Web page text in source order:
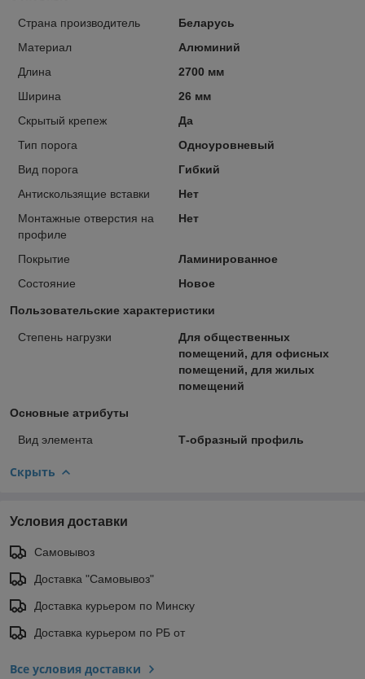
Страна производитель
Беларусь
Материал
Алюминий
Длина
2700 мм
Ширина
26 мм
Скрытый крепеж
Да
Тип порога
Одноуровневый
Вид порога
Гибкий
Антискользящие вставки
Нет
Монтажные отверстия на
профиле
Нет
Покрытие
Ламинированное
Состояние
Новое
Пользовательские характеристики
Степень нагрузки
Для общественных
помещений, для офисных
помещений, для жилых
помещений
Основные атрибуты
Вид элемента Т-образный профиль
Скрыть
Условия доставки
Самовывоз
Доставка "Самовывоз"
Доставка курьером по Минску
Доставка курьером по РБ от
Все условия доставки